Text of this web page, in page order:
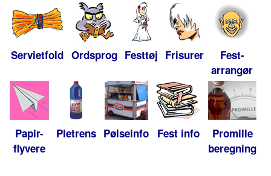
Servietfold Ordsprog Festtøj Frisurer
Fest-
arrangør
Papir-
flyvere
Pletrens Pølseinfo Fest info
Promille
beregning